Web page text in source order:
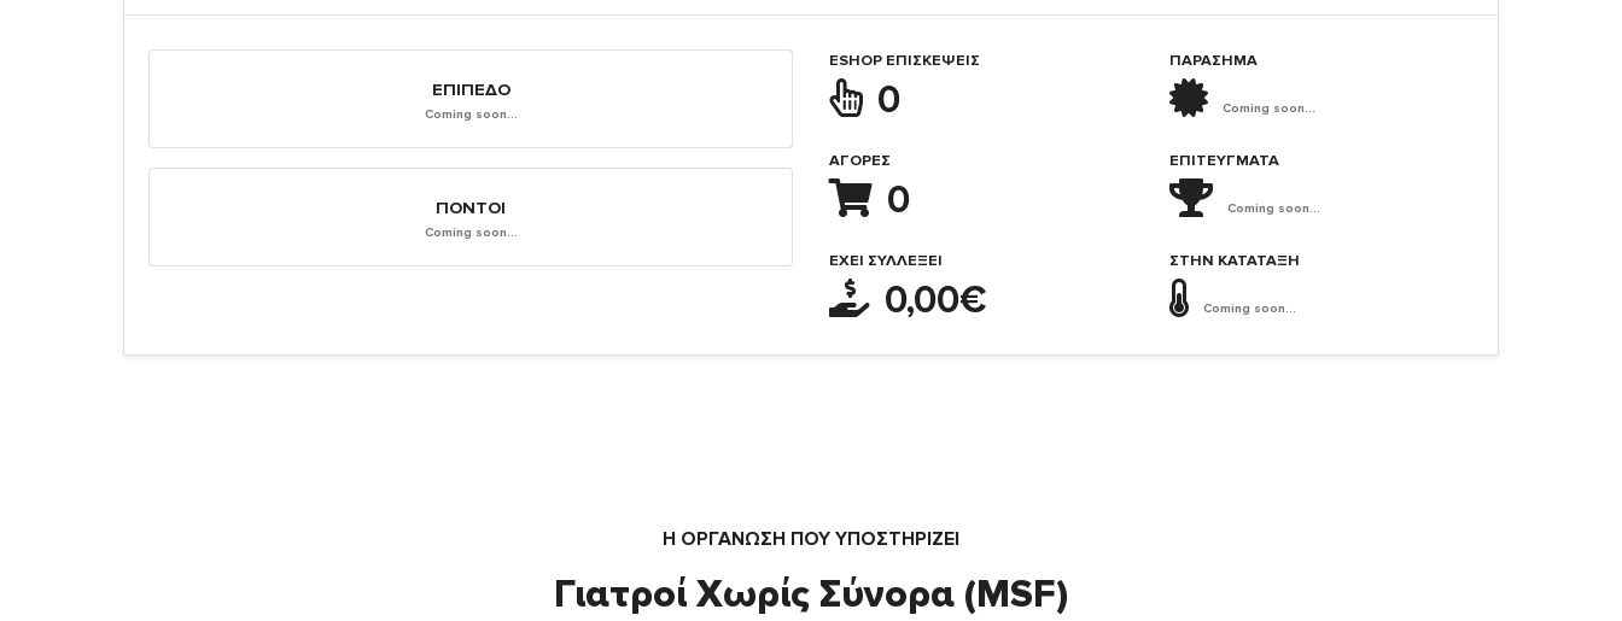
ΕΠΊΠΕΔΟ
Coming soon...
ΠΌΝΤΟΙ
Coming soon...
ESHOP ΕΠΙΣΚΈΨΕΙΣ
0
ΑΓΟΡΈΣ
0
ΈΧΕΙ ΣΥΛΛΈΞΕΙ
0,00€
ΠΑΡΑΣΗΜΑ
Coming soon...
ΕΠΙΤΕΎΓΜΑΤΑ
Coming soon...
ΣΤΗΝ ΚΑΤΆΤΑΞΗ
Coming soon...
Η ΟΡΓΆΝΩΣΗ ΠΟΥ ΥΠΟΣΤΗΡΙΖΕΙ
Γιατροί Χωρίς Σύνορα (MSF)